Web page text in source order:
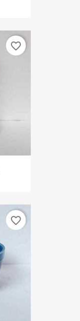
favorite_border
favorite_border